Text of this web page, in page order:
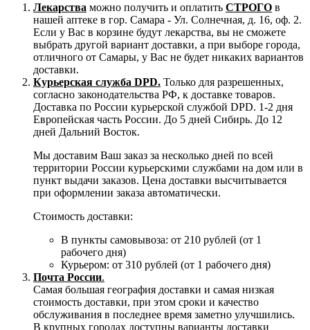
Лекарства можно получить и оплатить СТРОГО в
нашей аптеке в гор. Самара - Ул. Солнечная, д. 16, оф. 2.
Если у Вас в корзине будут лекарства, вы не сможете
выбрать другой вариант доставки, а при выборе города,
отличного от Самары, у Вас не будет никаких вариантов
доставки.
Курьерская служба DPD. Только для разрешенных,
согласно законодательства РФ, к доставке товаров.
Доставка по России курьерской службой DPD. 1-2 дня
Европейская часть России. До 5 дней Сибирь. До 12
дней Дальний Восток.
Мы доставим Ваш заказ за несколько дней по всей
территории России курьерскими службами на дом или в
пункт выдачи заказов. Цена доставки высчитывается
при оформлении заказа автоматически.
Стоимость доставки:
В пункты самовывоза: от 210 рублей (от 1
рабочего дня)
Курьером: от 310 рублей (от 1 рабочего дня)
Почта России.
Самая большая география доставки и самая низкая
стоимость доставки, при этом сроки и качество
обслуживания в последнее время заметно улучшились.
В крупных городах доступны варианты доставки